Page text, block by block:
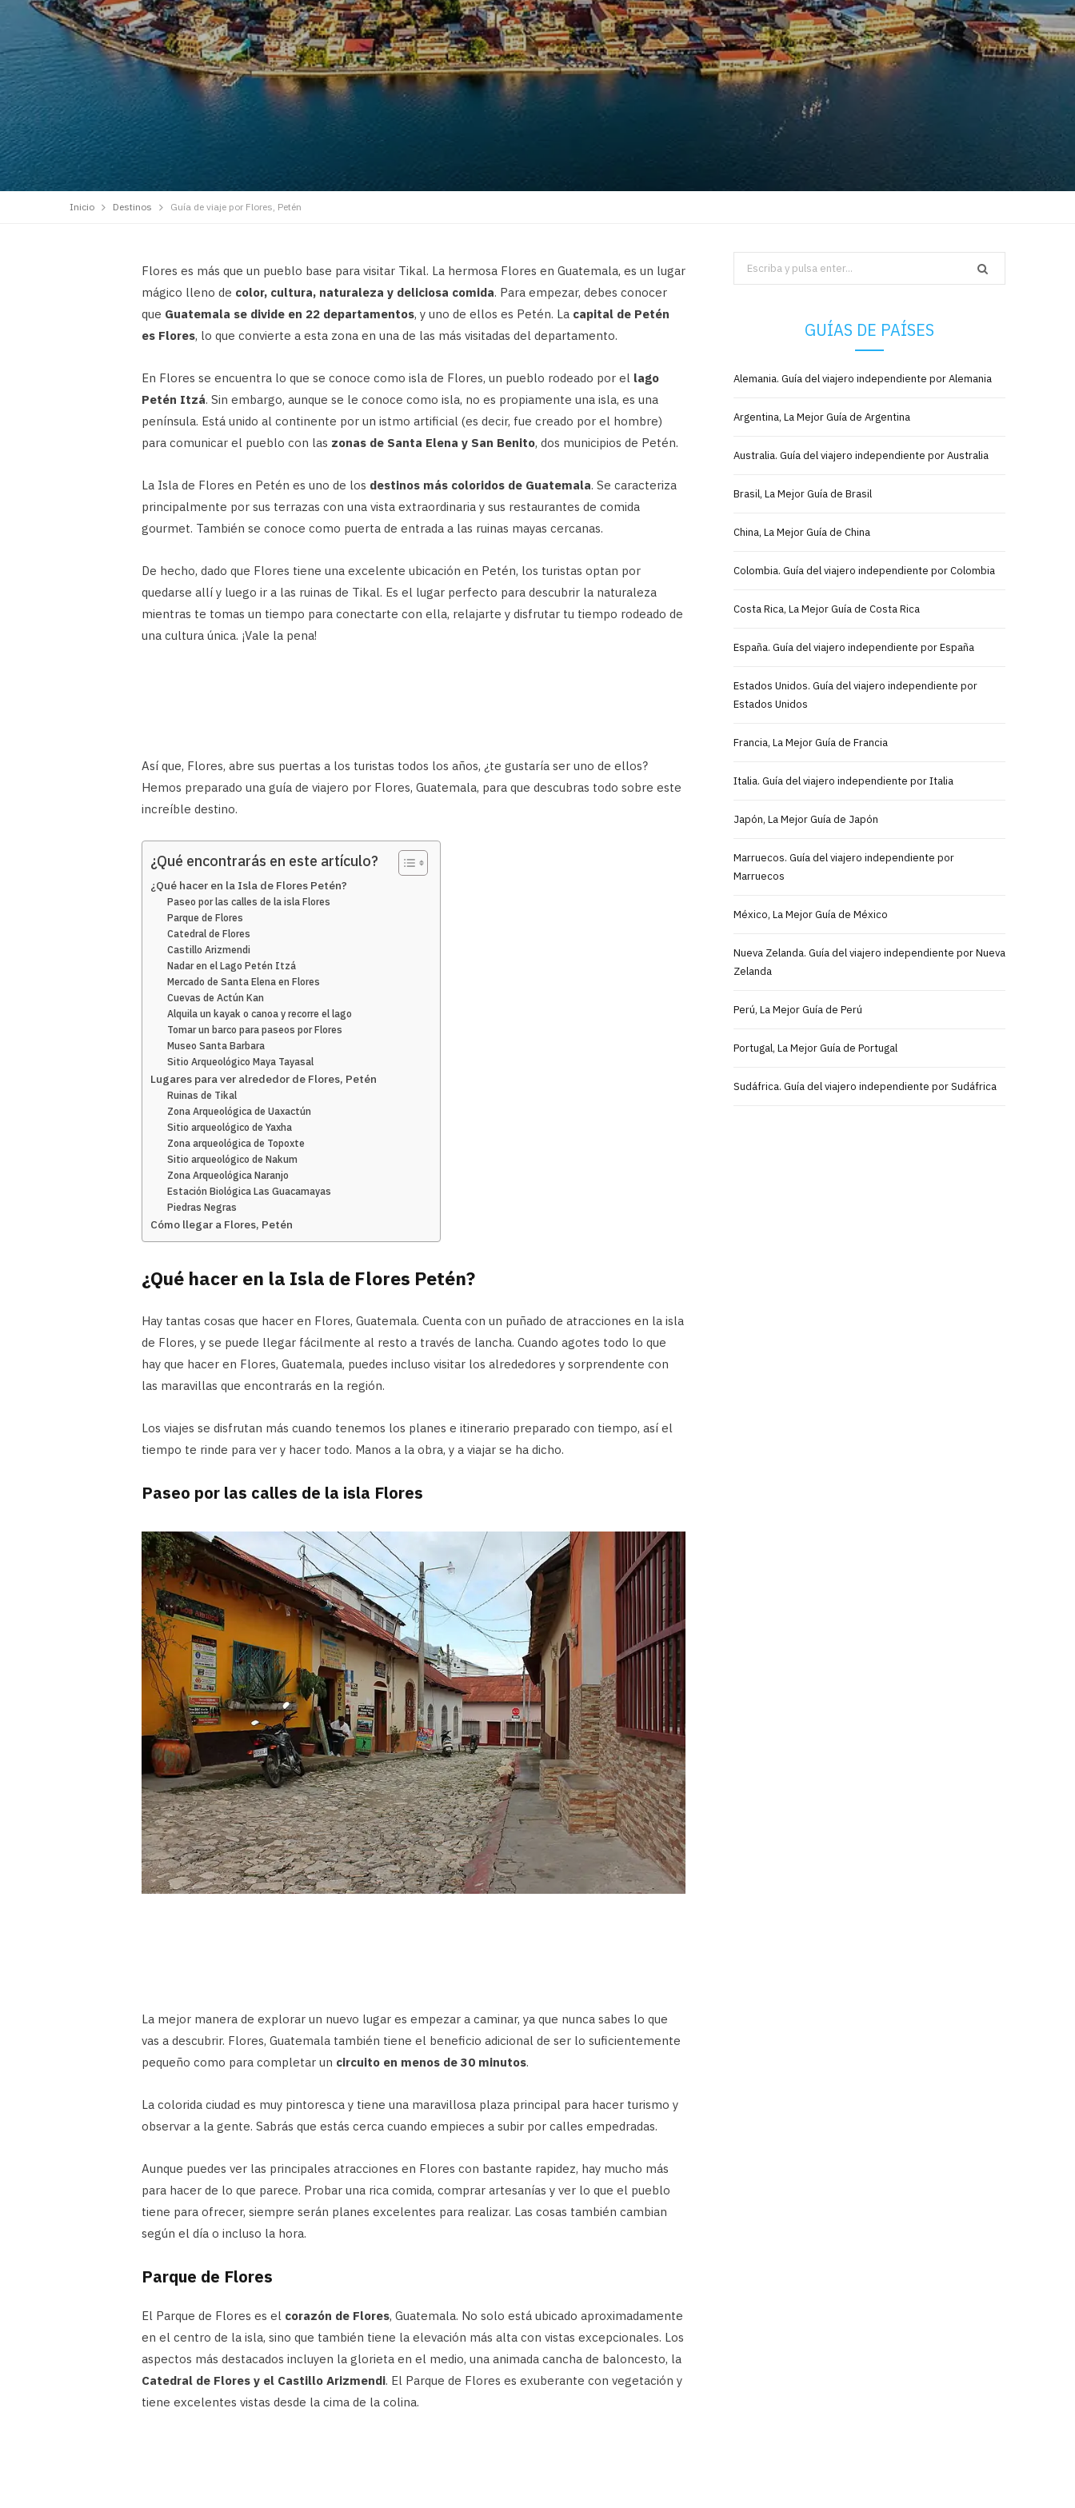
Inicio Destinos Guía de viaje por Flores, Petén
Flores es más que un pueblo base para visitar Tikal. La hermosa Flores en Guatemala, es un lugar
mágico lleno de color, cultura, naturaleza y deliciosa comida. Para empezar, debes conocer
que Guatemala se divide en 22 departamentos, y uno de ellos es Petén. La capital de Petén
es Flores, lo que convierte a esta zona en una de las más visitadas del departamento.
En Flores se encuentra lo que se conoce como isla de Flores, un pueblo rodeado por el lago
Petén Itzá. Sin embargo, aunque se le conoce como isla, no es propiamente una isla, es una
península. Está unido al continente por un istmo artificial (es decir, fue creado por el hombre)
para comunicar el pueblo con las zonas de Santa Elena y San Benito, dos municipios de Petén.
La Isla de Flores en Petén es uno de los destinos más coloridos de Guatemala. Se caracteriza
principalmente por sus terrazas con una vista extraordinaria y sus restaurantes de comida
gourmet. También se conoce como puerta de entrada a las ruinas mayas cercanas.
De hecho, dado que Flores tiene una excelente ubicación en Petén, los turistas optan por
quedarse allí y luego ir a las ruinas de Tikal. Es el lugar perfecto para descubrir la naturaleza
mientras te tomas un tiempo para conectarte con ella, relajarte y disfrutar tu tiempo rodeado de
una cultura única. ¡Vale la pena!
Así que, Flores, abre sus puertas a los turistas todos los años, ¿te gustaría ser uno de ellos?
Hemos preparado una guía de viajero por Flores, Guatemala, para que descubras todo sobre este
increíble destino.
¿Qué encontrarás en este artículo?
¿Qué hacer en la Isla de Flores Petén?
Paseo por las calles de la isla Flores
Parque de Flores
Catedral de Flores
Castillo Arizmendi
Nadar en el Lago Petén Itzá
Mercado de Santa Elena en Flores
Cuevas de Actún Kan
Alquila un kayak o canoa y recorre el lago
Tomar un barco para paseos por Flores
Museo Santa Barbara
Sitio Arqueológico Maya Tayasal
Lugares para ver alrededor de Flores, Petén
Ruinas de Tikal
Zona Arqueológica de Uaxactún
Sitio arqueológico de Yaxha
Zona arqueológica de Topoxte
Sitio arqueológico de Nakum
Zona Arqueológica Naranjo
Estación Biológica Las Guacamayas
Piedras Negras
Cómo llegar a Flores, Petén
¿Qué hacer en la Isla de Flores Petén?
Hay tantas cosas que hacer en Flores, Guatemala. Cuenta con un puñado de atracciones en la isla
de Flores, y se puede llegar fácilmente al resto a través de lancha. Cuando agotes todo lo que
hay que hacer en Flores, Guatemala, puedes incluso visitar los alrededores y sorprendente con
las maravillas que encontrarás en la región.
Los viajes se disfrutan más cuando tenemos los planes e itinerario preparado con tiempo, así el
tiempo te rinde para ver y hacer todo. Manos a la obra, y a viajar se ha dicho.
Paseo por las calles de la isla Flores
La mejor manera de explorar un nuevo lugar es empezar a caminar, ya que nunca sabes lo que
vas a descubrir. Flores, Guatemala también tiene el beneficio adicional de ser lo suficientemente
pequeño como para completar un circuito en menos de 30 minutos.
La colorida ciudad es muy pintoresca y tiene una maravillosa plaza principal para hacer turismo y
observar a la gente. Sabrás que estás cerca cuando empieces a subir por calles empedradas.
Aunque puedes ver las principales atracciones en Flores con bastante rapidez, hay mucho más
para hacer de lo que parece. Probar una rica comida, comprar artesanías y ver lo que el pueblo
tiene para ofrecer, siempre serán planes excelentes para realizar. Las cosas también cambian
según el día o incluso la hora.
Parque de Flores
El Parque de Flores es el corazón de Flores, Guatemala. No solo está ubicado aproximadamente
en el centro de la isla, sino que también tiene la elevación más alta con vistas excepcionales. Los
aspectos más destacados incluyen la glorieta en el medio, una animada cancha de baloncesto, la
Catedral de Flores y el Castillo Arizmendi. El Parque de Flores es exuberante con vegetación y
tiene excelentes vistas desde la cima de la colina.
Search
for:
GUÍAS DE PAÍSES
Alemania. Guía del viajero independiente por Alemania
Argentina, La Mejor Guía de Argentina
Australia. Guía del viajero independiente por Australia
Brasil, La Mejor Guía de Brasil
China, La Mejor Guía de China
Colombia. Guía del viajero independiente por Colombia
Costa Rica, La Mejor Guía de Costa Rica
España. Guía del viajero independiente por España
Estados Unidos. Guía del viajero independiente por
Estados Unidos
Francia, La Mejor Guía de Francia
Italia. Guía del viajero independiente por Italia
Japón, La Mejor Guía de Japón
Marruecos. Guía del viajero independiente por
Marruecos
México, La Mejor Guía de México
Nueva Zelanda. Guía del viajero independiente por Nueva
Zelanda
Perú, La Mejor Guía de Perú
Portugal, La Mejor Guía de Portugal
Sudáfrica. Guía del viajero independiente por Sudáfrica